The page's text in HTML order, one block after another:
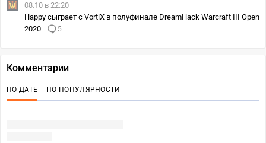
08.10 в 22:20
Happy сыграет с VortiX в полуфинале DreamHack Warcraft III Open
2020
5
Комментарии
ПО ДАТЕ ПО ПОПУЛЯРНОСТИ